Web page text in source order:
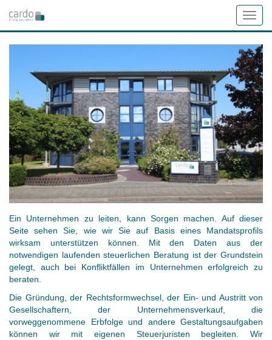
Ein Unternehmen zu leiten, kann Sorgen machen. Auf dieser
Seite sehen Sie, wie wir Sie auf Basis eines Mandatsprofils
wirksam unterstützen können. Mit den Daten aus der
notwendigen laufenden steuerlichen Beratung ist der Grundstein
gelegt, auch bei Konfliktfällen im Unternehmen erfolgreich zu
beraten.
Die Gründung, der Rechtsformwechsel, der Ein- und Austritt von
Gesellschaftern, der Unternehmensverkauf, die
vorweggenommene Erbfolge und andere Gestaltungsaufgaben
können wir mit eigenen Steuerjuristen begleiten. Wir